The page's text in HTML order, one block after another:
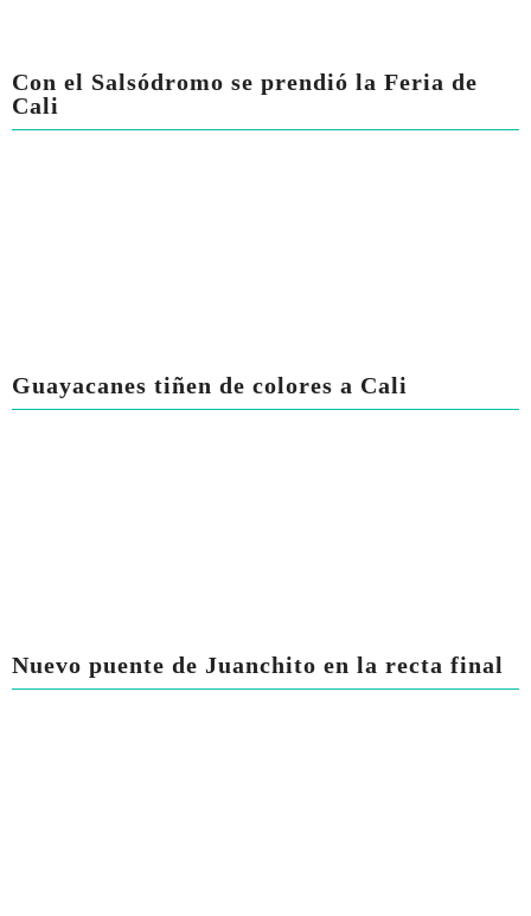
Con el Salsódromo se prendió la Feria de
Cali
Guayacanes tiñen de colores a Cali
Nuevo puente de Juanchito en la recta final